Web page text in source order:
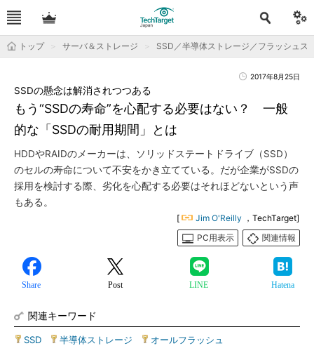
トップ サーバ＆ストレージ SSD／半導体ストレージ／フラッシュス
2017年8月25日
もう“SSDの寿命”を心配する必要はない？ 一般
的な「SSDの耐用期間」とは
SSDの懸念は解消されつつある
HDDやRAIDのメーカーは、ソリッドステートドライブ（SSD）
のセルの寿命について不安をかき立てている。だが企業がSSDの
採用を検討する際、劣化を心配する必要はそれほどないという声
もある。
[ Jim O'Reilly ，TechTarget]
PC用表示
関連情報
Share Post LINE Hatena
関連キーワード
SSD 半導体ストレージ オールフラッシュ